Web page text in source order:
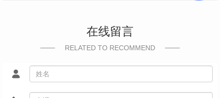
在线留言
RELATED TO RECOMMEND